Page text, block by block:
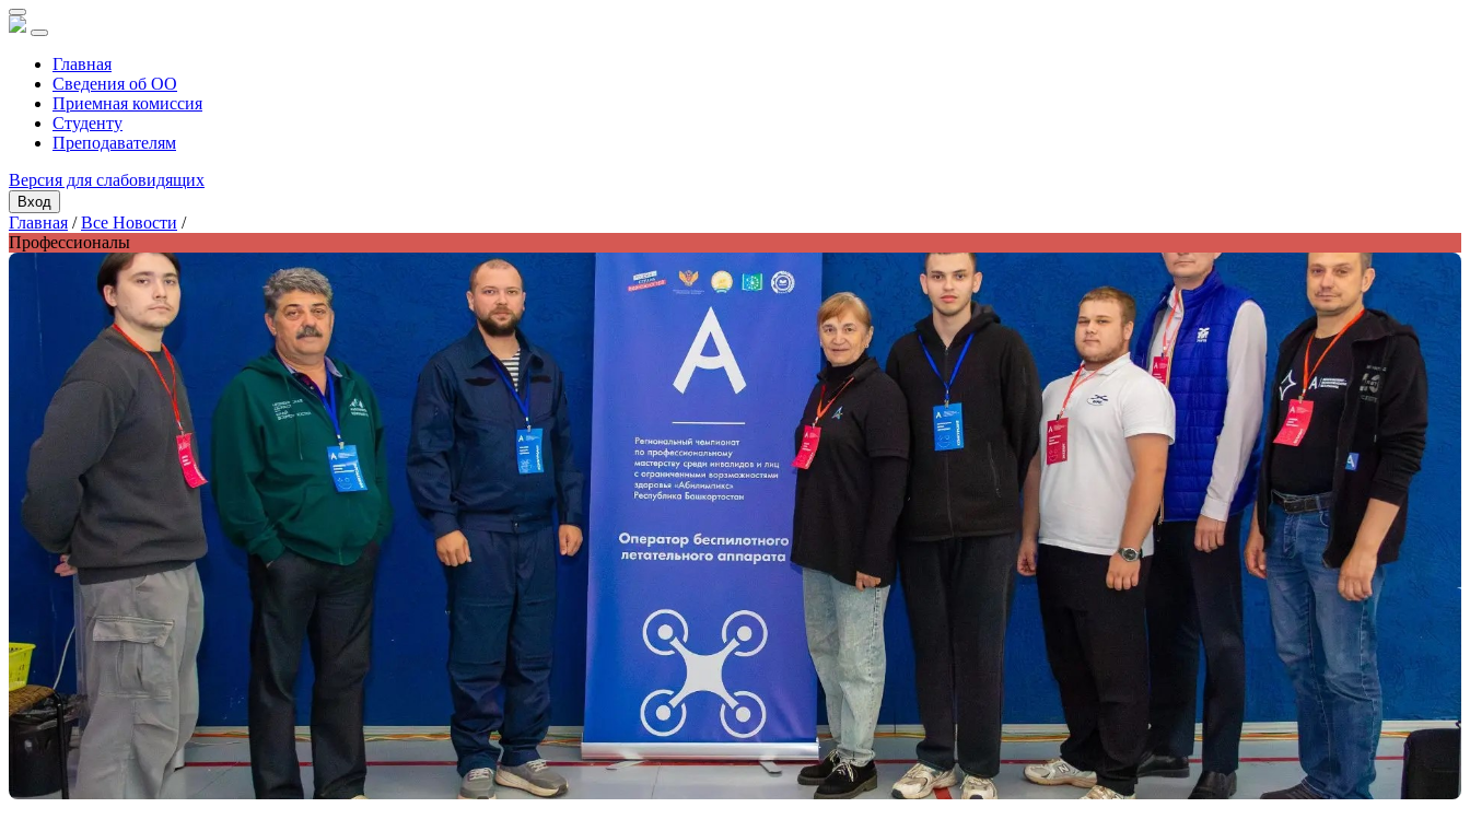
Главная
Сведения об ОО
Приемная комиссия
Студенту
Преподавателям
Версия для слабовидящих
Вход
Главная /Все Новости /
Профессионалы